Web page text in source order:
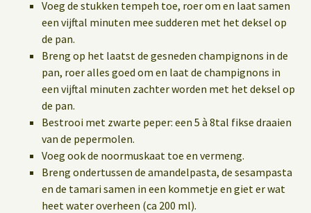
Voeg de stukken tempeh toe, roer om en laat samen
een vijftal minuten mee sudderen met het deksel op
de pan.
Breng op het laatst de gesneden champignons in de
pan, roer alles goed om en laat de champignons in
een vijftal minuten zachter worden met het deksel op
de pan.
Bestrooi met zwarte peper: een 5 à 8tal fikse draaien
van de pepermolen.
Voeg ook de noormuskaat toe en vermeng.
Breng ondertussen de amandelpasta, de sesampasta
en de tamari samen in een kommetje en giet er wat
heet water overheen (ca 200 ml).